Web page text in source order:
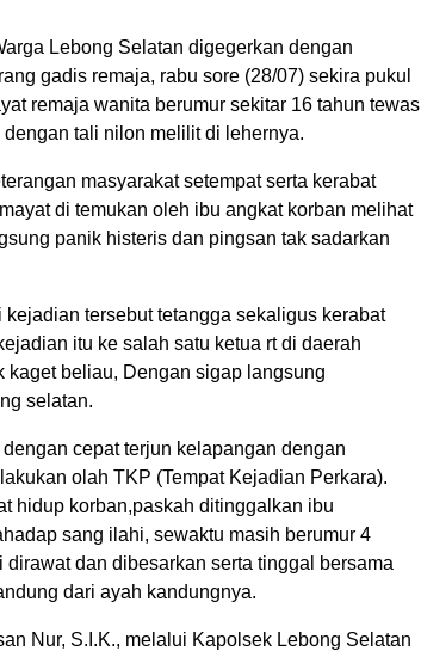
Lebong Selatan digegerkan dengan
gadis remaja, rabu sore (28/07) sekira pukul
remaja wanita berumur sekitar 16 tahun tewas
tali nilon melilit di lehernya.
masyarakat setempat serta kerabat
di temukan oleh ibu angkat korban melihat
panik histeris dan pingsan tak sadarkan
tersebut tetangga sekaligus kerabat
itu ke salah satu ketua rt di daerah
kaget beliau, Dengan sigap langsung
selatan.
cepat terjun kelapangan dengan
olah TKP (Tempat Kejadian Perkara).
hidup korban,paskah ditinggalkan ibu
sang ilahi, sewaktu masih berumur 4
dan dibesarkan serta tinggal bersama
dari ayah kandungnya.
Nur, S.I.K., melalui Kapolsek Lebong Selatan